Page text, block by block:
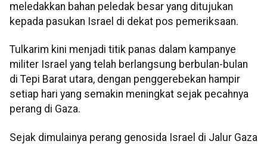
meledakkan bahan peledak besar yang ditujukan
kepada pasukan Israel di dekat pos pemeriksaan.
Tulkarim kini menjadi titik panas dalam kampanye
militer Israel yang telah berlangsung berbulan-bulan
di Tepi Barat utara, dengan penggerebekan hampir
setiap hari yang semakin meningkat sejak pecahnya
perang di Gaza.
Sejak dimulainya perang genosida Israel di Jalur Gaza